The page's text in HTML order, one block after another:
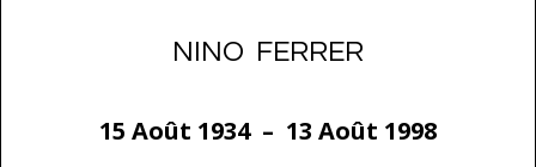
NINO FERRER
15 Août 1934 – 13 Août 1998